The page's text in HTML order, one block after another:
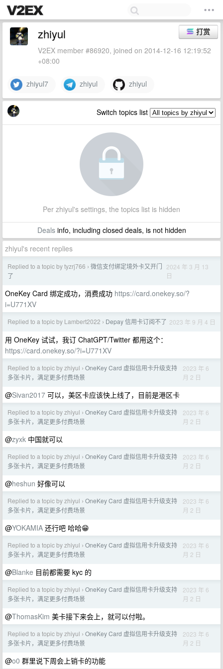
打赏
zhiyul
V2EX member #86920, joined on 2014-12-16 12:19:52
+08:00
zhiyul7 zhiyul zhiyul
Switch topics list
Per zhiyul's settings, the topics list is hidden
Dealsinfo, including closed deals, is not hidden
zhiyul's recent replies
Replied to a topic by tyzrj766 › 微信支付绑定境外卡又开门
了
2024 年 3 月 13
日
OneKey Card 绑定成功，消费成功 https://card.onekey.so/?
i=U771XV
Replied to a topic by Lambert2022 › Depay 信用卡订阅不了 2023 年 9 月 4 日
用 OneKey 试试，我订 ChatGPT/Twitter 都用这个：
https://card.onekey.so/?i=U771XV
Replied to a topic by zhiyul › OneKey Card 虚拟信用卡升级支持
多张卡片，满足更多付费场景
2023 年 6
月 2 日
@Sivan2017 可以，美区卡应该快上线了，目前是港区卡
Replied to a topic by zhiyul › OneKey Card 虚拟信用卡升级支持
多张卡片，满足更多付费场景
2023 年 6
月 2 日
@zyxk 中国就可以
Replied to a topic by zhiyul › OneKey Card 虚拟信用卡升级支持
多张卡片，满足更多付费场景
2023 年 6
月 2 日
@heshun 好像可以
Replied to a topic by zhiyul › OneKey Card 虚拟信用卡升级支持
多张卡片，满足更多付费场景
2023 年 6
月 2 日
@YOKAMIA 还行吧 哈哈😁
Replied to a topic by zhiyul › OneKey Card 虚拟信用卡升级支持
多张卡片，满足更多付费场景
2023 年 6
月 2 日
@Blanke 目前都需要 kyc 的
Replied to a topic by zhiyul › OneKey Card 虚拟信用卡升级支持
多张卡片，满足更多付费场景
2023 年 6
月 2 日
@ThomasKim 美卡接下来会上，就可以付啦。
Replied to a topic by zhiyul › OneKey Card 虚拟信用卡升级支持
多张卡片，满足更多付费场景
2023 年 6
月 2 日
@o0 群里说下周会上销卡的功能